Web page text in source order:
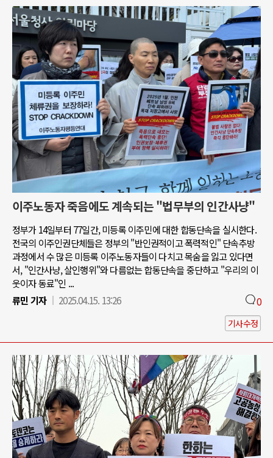
이주노동자 죽음에도 계속되는 "법무부의 인간사냥"
정부가 14일부터 77일간, 미등록 이주민에 대한 합동단속을 실시한다.
전국의 이주인권단체들은 정부의 "반인권적이고 폭력적인" 단속추방
과정에서 수 많은 미등록 이주노동자들이 다치고 목숨을 잃고 있다면
서, "인간사냥, 살인행위"와 다름없는 합동단속을 중단하고 "우리의 이
웃이자 동료"인 ...
류민 기자
2025.04.15. 13:26 0
기사수정